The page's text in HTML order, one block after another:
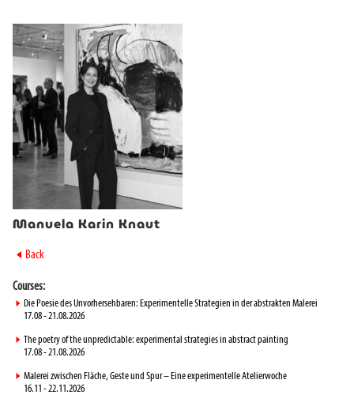
Manuela Karin Knaut
► Back
Courses:
► Die Poesie des Unvorhersehbaren: Experimentelle Strategien in der abstrakten Malerei
17.08 - 21.08.2026
► The poetry of the unpredictable: experimental strategies in abstract painting
17.08 - 21.08.2026
► Malerei zwischen Fläche, Geste und Spur – Eine experimentelle Atelierwoche
16.11 - 22.11.2026